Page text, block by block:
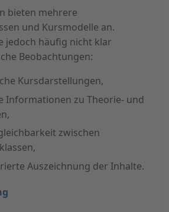
bieten mehrere
und Kursmodelle an.
jedoch häufig nicht klar
Beobachtungen:
Kursdarstellungen,
Informationen zu Theorie- und
zwischen
Auszeichnung der Inhalte.